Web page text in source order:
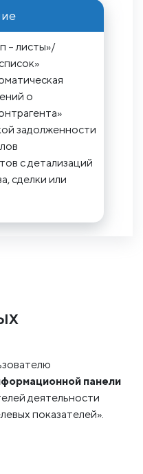
– листы»/
о
задолженности
с детализаций
сделки или
панели
деятельности
показателей».